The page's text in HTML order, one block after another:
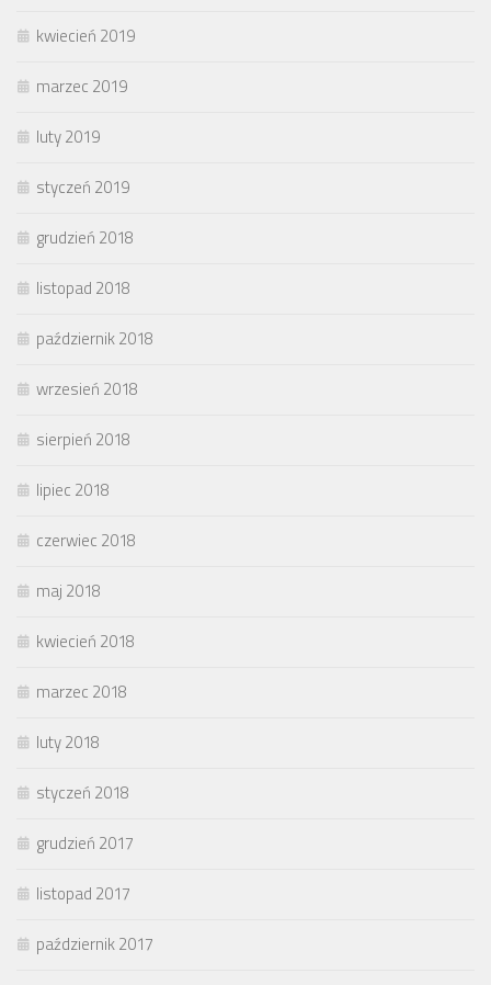
kwiecień 2019
marzec 2019
luty 2019
styczeń 2019
grudzień 2018
listopad 2018
październik 2018
wrzesień 2018
sierpień 2018
lipiec 2018
czerwiec 2018
maj 2018
kwiecień 2018
marzec 2018
luty 2018
styczeń 2018
grudzień 2017
listopad 2017
październik 2017